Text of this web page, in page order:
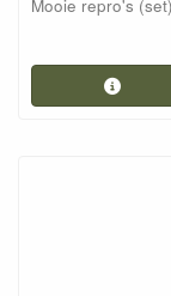
Mooie repro's (set)